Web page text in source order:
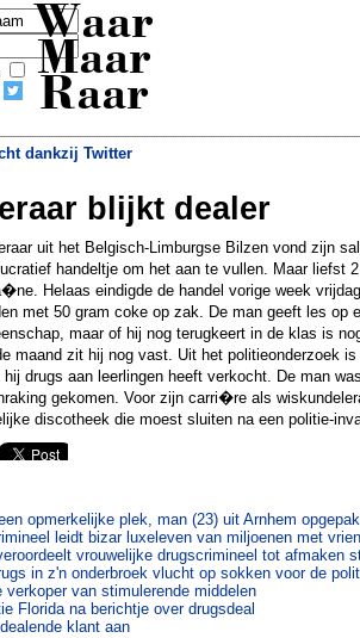
Waar
Maar
Raar
dankzij Twitter
Met tape gebouwd vliegtoestel in beslag
genomen »
blijkt dealer
uit het Belgisch-Limburgse Bilzen vond zijn
handeltje om het aan te vullen. Maar liefst
Helaas eindigde de handel vorige week
met 50 gram coke op zak. De man geeft les op
maar of hij nog terugkeert in de klas is
maand zit hij nog vast. Uit het politieonderzoek
drugs aan leerlingen heeft verkocht. De man
gekomen. Voor zijn carri�re als
discotheek die moest sluiten na een politie-
opmerkelijke plek, man (23) uit Arnhem
leidt bizar luxeleven van miljoenen met
vrouwelijke drugscrimineel tot afmaken
in z'n onderbroek vlucht op sokken voor de
verkoper van stimulerende middelen
Florida na berichtje over drugsdeal
klant aan